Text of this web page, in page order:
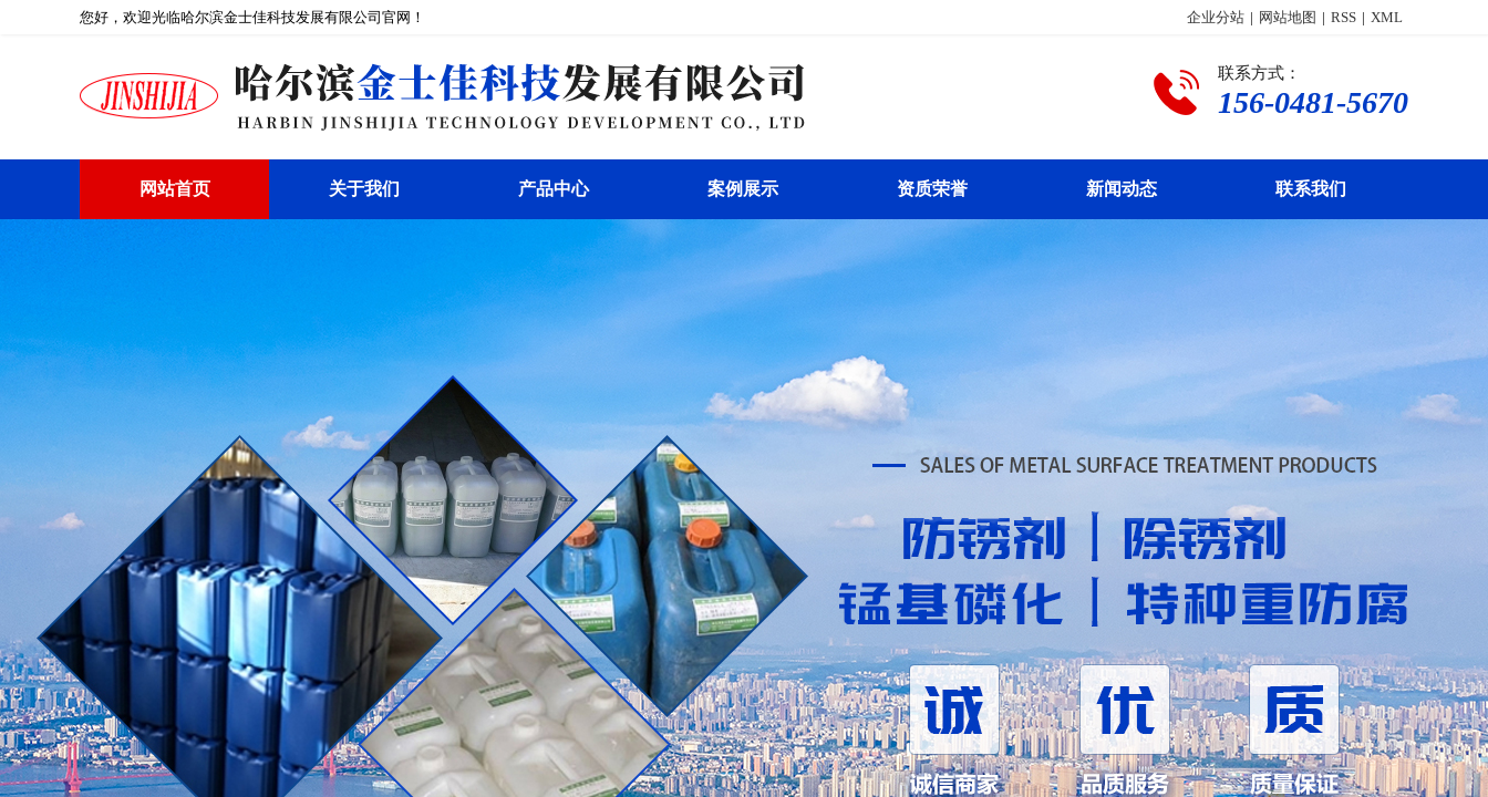
您好，欢迎光临哈尔滨金士佳科技发展有限公司官网！ 企业分站 | 网站地图 | RSS | XML
联系方式：
156-0481-5670
网站首页 关于我们 产品中心 案例展示 资质荣誉 新闻动态 联系我们